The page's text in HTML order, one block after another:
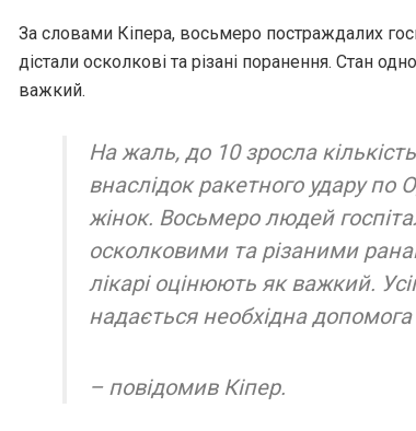
За словами Кіпера, восьмеро постраждалих
дістали осколкові та різані поранення. Стан
важкий.
На жаль, до 10 зросла
внаслідок ракетного удару по
жінок. Восьмеро людей
осколковими та різаними
лікарі оцінюють як важкий.
надається необхідна допомога
– повідомив Кіпер.